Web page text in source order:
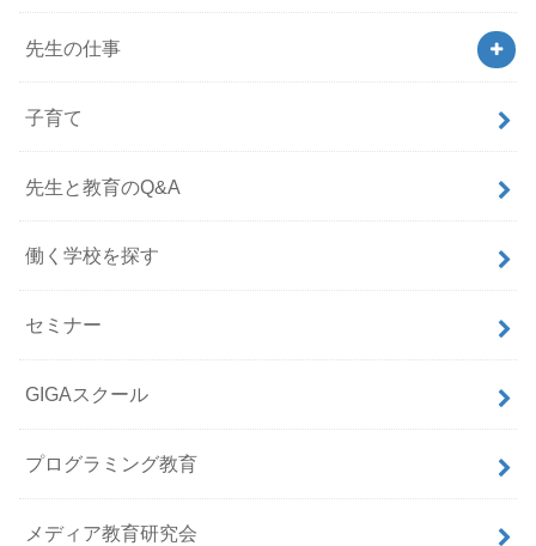
先生の仕事
子育て
先生と教育のQ&A
働く学校を探す
セミナー
GIGAスクール
プログラミング教育
メディア教育研究会